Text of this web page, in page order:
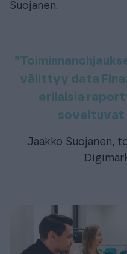
Suojanen.
välittyy data
erilaisia
soveltuvat
Jaakko Suojanen,